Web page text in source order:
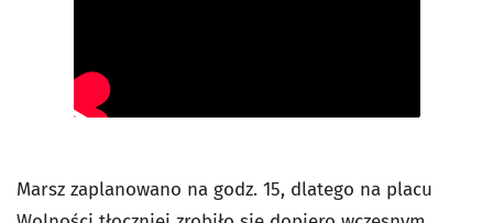
Marsz zaplanowano na godz. 15, dlatego na placu